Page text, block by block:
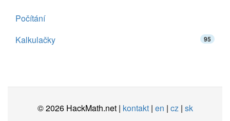
Počítání
Kalkulačky
95
© 2026 HackMath.net | kontakt| en | cz| sk